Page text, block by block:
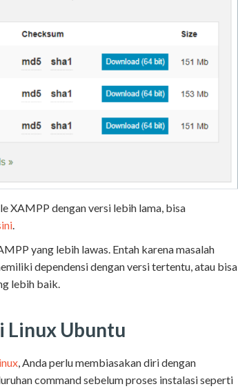
XAMPP dengan versi lebih lama, bisa
.
yang lebih lawas. Entah karena masalah
dependensi dengan versi tertentu, atau bisa
lebih baik.
Linux Ubuntu
, Anda perlu membiasakan diri dengan
command sebelum proses instalasi seperti